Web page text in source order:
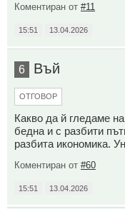
Коментиран от #11
15:51 13.04.2026
6 Въй
ОТГОВОР
Какво да й гледаме
бедна и с разбити
разбита икономика.
Коментиран от #60
15:51 13.04.2026